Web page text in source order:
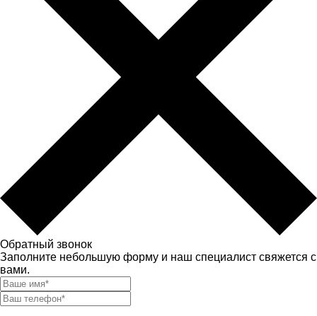
Обратный звонок
Заполните небольшую форму и наш специалист свяжется с
вами.